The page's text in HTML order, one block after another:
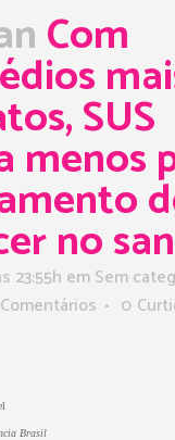
Com
SUS
menos
no
23:55h em Sem
0
Brasil